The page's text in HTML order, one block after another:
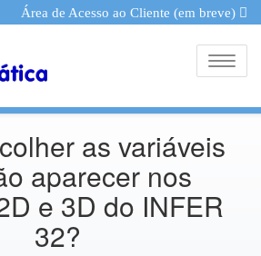
Área de Acesso ao Cliente (em breve)
as variáveis
aparecer nos
e 3D do INFER
32?